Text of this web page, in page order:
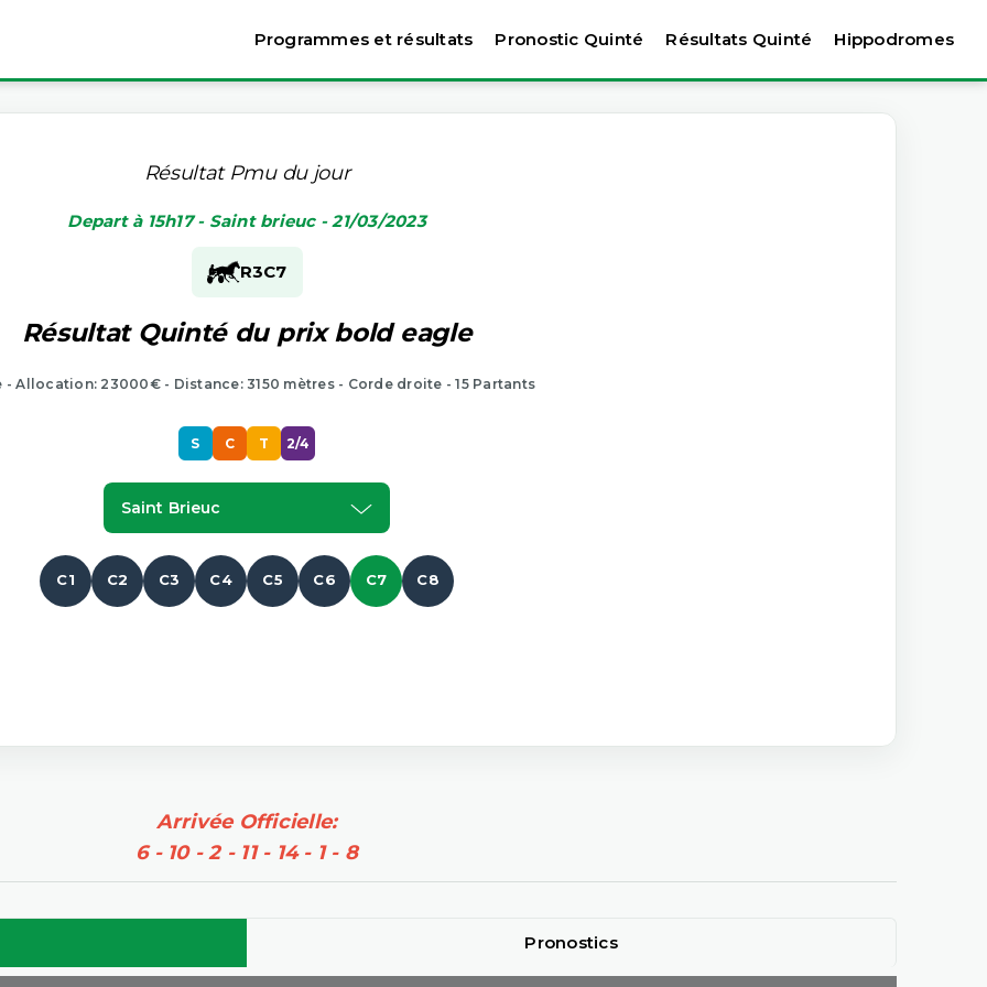
Programmes et résultats Pronostic Quinté Résultats Quinté Hippodromes
Résultat Pmu du jour
Depart à 15h17 - Saint brieuc - 21/03/2023
R3C7
Résultat Quinté du prix bold eagle
- Allocation: 23000€ - Distance: 3150 mètres - Corde droite - 15 Partants
S C T 2/4
Saint Brieuc
C1 C2 C3 C4 C5 C6 C7 C8
Arrivée Officielle:
6 - 10 - 2 - 11 - 14 - 1 - 8
Pronostics